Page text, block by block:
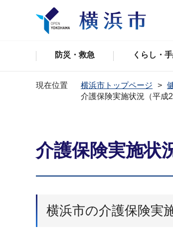
防災・救急 くらし・
現在位置 横浜市トップページ
介護保険実施状況（平成
介護保険実施状
横浜市の介護保険実